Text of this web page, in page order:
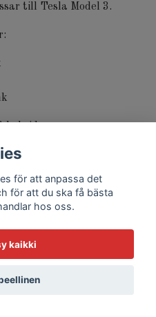
till Tesla Model 3.
Store
för att anpassa det
för att du ska få bästa
hos oss.
kaikki